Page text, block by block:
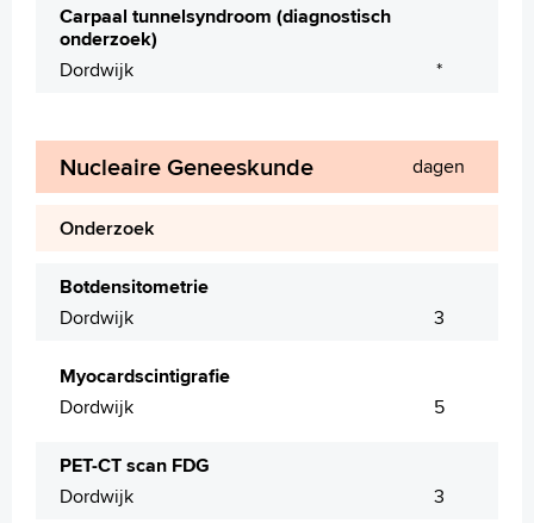
Carpaal tunnelsyndroom (diagnostisch
onderzoek)
Dordwijk
*
Nucleaire Geneeskunde dagen
Onderzoek
Botdensitometrie
Dordwijk
3
Myocardscintigrafie
Dordwijk
5
PET-CT scan FDG
Dordwijk
3